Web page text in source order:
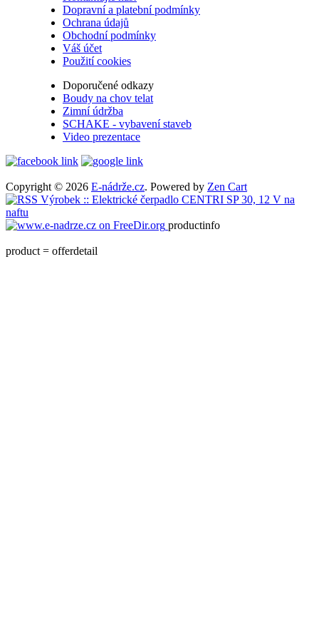
Dopravní a platební podmínky
Ochrana údajů
Obchodní podmínky
Váš účet
Použití cookies
Doporučené odkazy
Boudy na chov telat
Zimní údržba
SCHAKE - vybavení staveb
Video prezentace
Copyright © 2026 E-nádrže.cz. Powered by Zen Cart
productinfo
product = offerdetail